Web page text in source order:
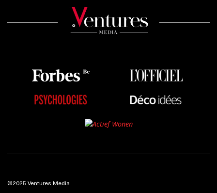
©2025 Ventures Media